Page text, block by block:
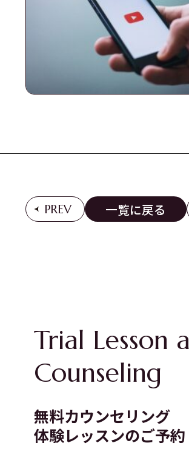
PREV 一覧に戻る
Trial Lesson
Counseling
無料カウンセリング
体験レッスンのご予約